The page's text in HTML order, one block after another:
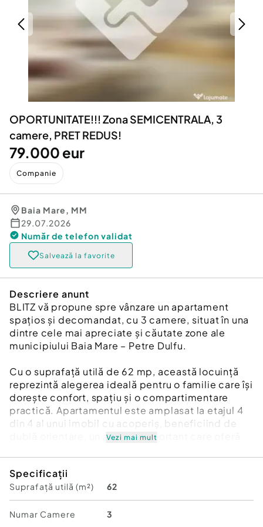
Servicii
Animale de companie
Afaceri și echipamente profesionale
Inchiriere Bunuri si Vehicule
Utilaje agricole si industriale
Piese auto si accesorii
Dacia Duster
OPORTUNITATE!!! Zona SEMICENTRALA, 3
camere, PRET REDUS!
79.000 eur
Companie
Baia Mare, MM
29.07.2026
Număr de telefon validat
Salvează la favorite
Descriere anunt
BLITZ vă propune spre vânzare un apartament
spațios și decomandat, cu 3 camere, situat în una
dintre cele mai apreciate și căutate zone ale
municipiului Baia Mare – Petre Dulfu.
Cu o suprafață utilă de 62 mp, această locuință
reprezintă alegerea ideală pentru o familie care își
dorește confort, spațiu și o compartimentare
practică. Apartamentul este amplasat la etajul 4
din 4 al unui imobil cu acoperiș, beneficiind de
dublă orientare, un avantaj important care oferă
Compartimentare
✔️ Living generos și luminos;
✔️ Două dormitoare confortabile;
Vezi mai mult
Specificații
Suprafață utilă (m²) 62
Numar Camere 3